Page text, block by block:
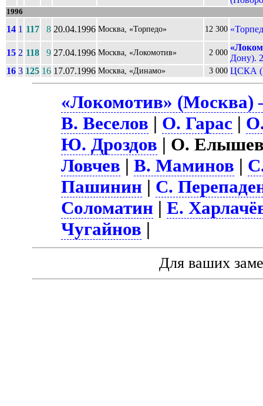
1996
14 1 117 8 20.04.1996 Москва, «Торпедо» 12 300
15 2 118 9 27.04.1996 Москва, «Локомотив» 2 000
Дону).
16 3 125 16 17.07.1996 Москва, «Динамо» 3 000 ЦСКА
«Локомотив» (Москва)
В. Веселов | О. Гарас |
Ю. Дроздов | О.
Ловчев |В. Маминов |
Пашинин | С.
Соломатин |Е.
Чугайнов |
Для ваших